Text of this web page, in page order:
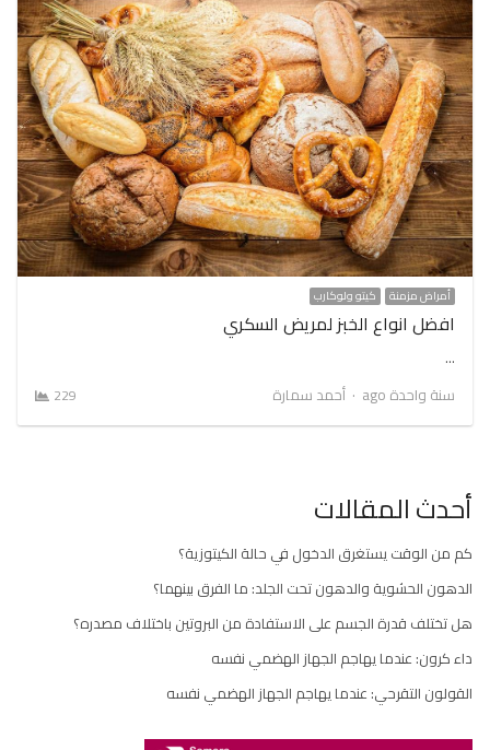
أمراض مزمنة كيتو ولوكارب
افضل انواع الخبز لمريض السكري
…
سنة واحدة ago
Author
أحمد سمارة 229
أحدث المقالات
كم من الوقت يستغرق الدخول في حالة الكيتوزية؟
الدهون الحشوية والدهون تحت الجلد: ما الفرق بينهما؟
هل تختلف قدرة الجسم على الاستفادة من البروتين باختلاف مصدره؟
داء كرون: عندما يهاجم الجهاز الهضمي نفسه
القولون التقرحي: عندما يهاجم الجهاز الهضمي نفسه